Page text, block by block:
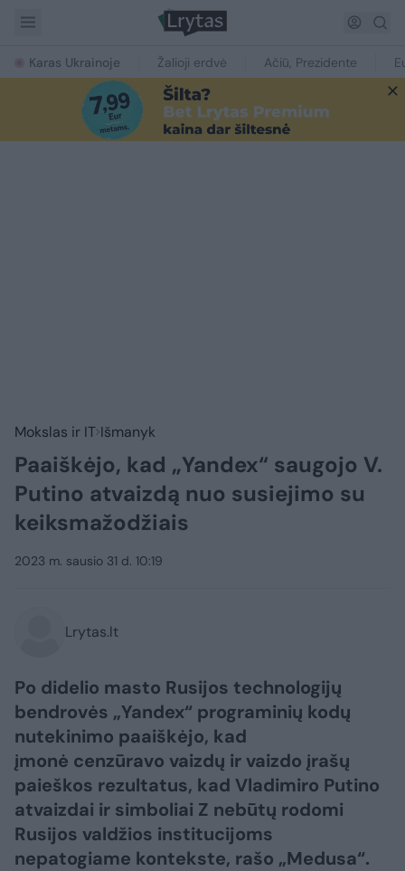
Karas Ukrainoje Žalioji erdvė Ačiū, Prezidente
Mokslas ir IT Išmanyk
Paaiškėjo, kad „Yandex“ saugojo V.
Putino atvaizdą nuo susiejimo su
keiksmažodžiais
2023 m. sausio 31 d. 10:19
Lrytas.lt
Po didelio masto Rusijos technologijų
bendrovės „Yandex“ programinių kodų
nutekinimo paaiškėjo, kad
įmonė cenzūravo vaizdų ir vaizdo įrašų
paieškos rezultatus, kad Vladimiro Putino
atvaizdai ir simboliai Z nebūtų rodomi
Rusijos valdžios institucijoms
nepatogiame kontekste, rašo „Medusa“.